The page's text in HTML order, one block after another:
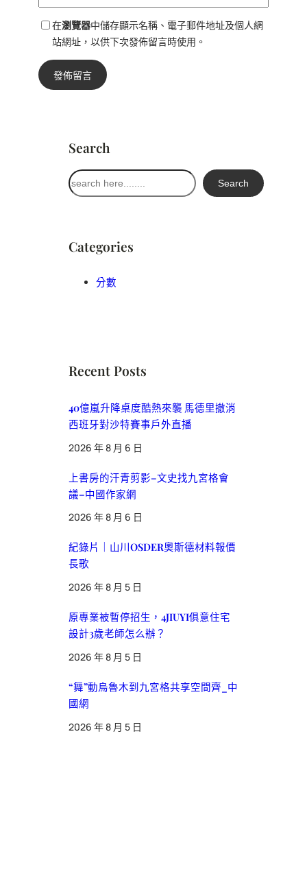
在瀏覽器中儲存顯示名稱、電子郵件地址及個人網
站網址，以供下次發佈留言時使用。
Search
搜
尋
Search
Categories
分數
Recent Posts
40億嵐升降桌度酷熱來襲 馬德里撤消
西班牙對沙特賽事戶外直播
2026 年 8 月 6 日
上書房的汗青剪影–文史找九宮格會
議–中國作家網
2026 年 8 月 6 日
紀錄片｜山川OSDER奧斯德材料報價
長歌
2026 年 8 月 5 日
原專業被暫停招生，4JIUYI俱意住宅
設計3歲老師怎么辦？
2026 年 8 月 5 日
“舞”動烏魯木到九宮格共享空間齊_中
國網
2026 年 8 月 5 日